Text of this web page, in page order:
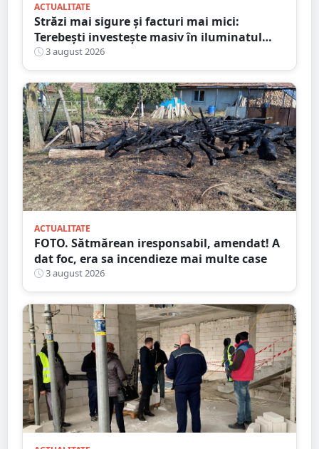
ACTUALITATE
Străzi mai sigure și facturi mai mici:
Terebești investește masiv în iluminatul
public
3 august 2026
ACTUALITATE
FOTO. Sătmărean iresponsabil, amendat! A
dat foc, era sa incendieze mai multe case
3 august 2026